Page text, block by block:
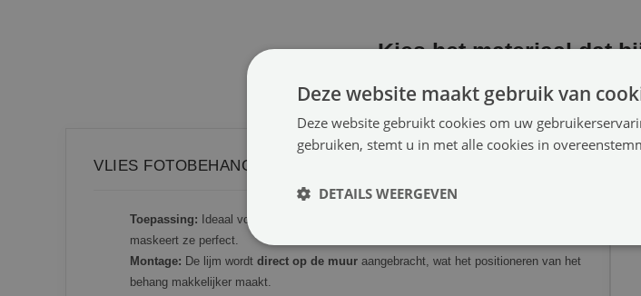
Kies het materiaal dat
VLIES FOTOBEHANG
Toepassing: Ideaal voor muren met kleine oneffenheden – de dikke ondergrond
maskeert ze perfect.
Montage: De lijm wordt direct op de muur aangebracht, wat het positioneren van het
behang makkelijker maakt.
Deze website maakt gebruik van
Deze website gebruikt cookies om uw
gebruiken, stemt u in met alle cookies in
DETAILS WEERGEVEN